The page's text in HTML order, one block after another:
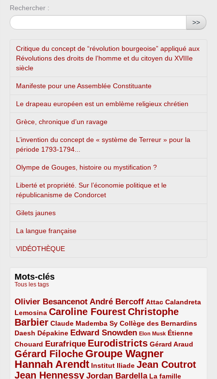
Rechercher :
>>
Critique du concept de “révolution bourgeoise” appliqué aux
Révolutions des droits de l’homme et du citoyen du XVIIIe
siècle
Manifeste pour une Assemblée Constituante
Le drapeau européen est un emblème religieux chrétien
Grèce, chronique d’un ravage
L’invention du concept de « système de Terreur » pour la
période 1793-1794...
Olympe de Gouges, histoire ou mystification ?
Liberté et propriété. Sur l’économie politique et le
républicanisme de Condorcet
Gilets jaunes
La langue française
VIDÉOTHÈQUE
Mots-clés
Tous les tags
Olivier Besancenot
3/5 André Bercoff
3/5 Attac
2/5
Calandreta
Lemosina
2/5 Caroline Fourest
4/5
Christophe
Barbier
4/5 Claude Mademba Sy
2/5 Collège des Bernardins
2/5
Daesh
2/5 Dépakine
2/5 Edward Snowden
3/5 Elon Musk
1/5
Étienne
Chouard
2/5 Eurafrique
3/5 Eurodistricts
4/5 Gérard Araud
2/5
Gérard Filoche
4/5 Groupe Wagner
5/5
Hannah Arendt
5/5 Institut Iliade
2/5 Jean Coutrot
4/5
Jean Hennessy
4/5 Jordan Bardella
3/5 La famille